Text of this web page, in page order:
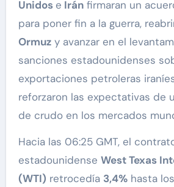
Unidos e Iránfirmaran un
para poner fin a la guerra,
Ormuzy avanzar en el
sanciones estadounidenses
exportaciones petroleras
reforzaron las expectativas de
de crudo en los mercados
Hacia las 06:25 GMT, el
estadounidense West Texas
(WTI) retrocedía 3,4%hasta los